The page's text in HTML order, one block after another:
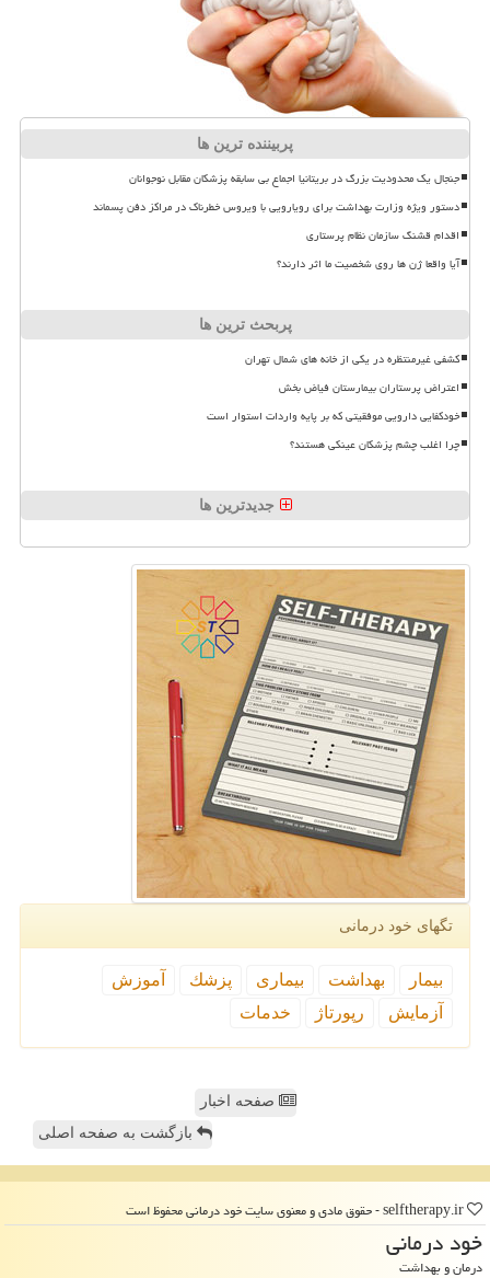
پربیننده ترین ها
جنجال یک محدودیت بزرگ در بریتانیا اجماع بی سابقه پزشکان مقابل نوجوانان
دستور ویژه وزارت بهداشت برای رویارویی با ویروس خطرناک در مراکز دفن پسماند
اقدام قشنگ سازمان نظام پرستاری
آیا واقعا ژن ها روی شخصیت ما اثر دارند؟
پربحث ترین ها
کشفی غیرمنتظره در یکی از خانه های شمال تهران
اعتراض پرستاران بیمارستان فیاض بخش
خودکفایی دارویی موفقیتی که بر پایه واردات استوار است
چرا اغلب چشم پزشکان عینکی هستند؟
جدیدترین ها
تگهای خود درمانی
بیمار بهداشت بیماری پزشك
آموزش
آزمایش
رپورتاژ خدمات
صفحه اخبار
بازگشت به صفحه اصلی
خود درمانی
درمان و بهداشت